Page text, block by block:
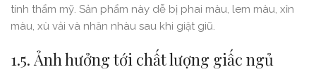
tính thẩm mỹ. Sản phẩm này dễ bị phai màu, lem màu, xỉn
màu, xù vải và nhăn nhàu sau khi giặt giũ.
1.5. Ảnh hưởng tới chất lượng giấc ngủ